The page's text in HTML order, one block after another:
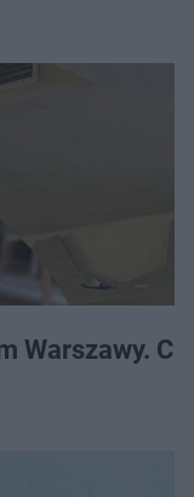
Warszawy.